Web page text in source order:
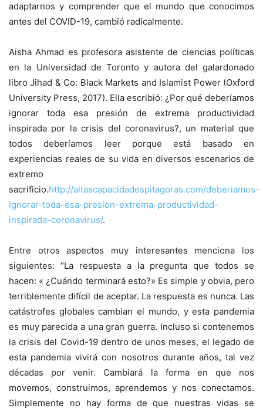
adaptarnos y comprender que el mundo que conocimos
antes del COVID-19, cambió radicalmente.
Aisha Ahmad es profesora asistente de ciencias políticas
en la Universidad de Toronto y autora del galardonado
libro Jihad & Co: Black Markets and Islamist Power (Oxford
University Press, 2017). Ella escribió: ¿Por qué deberíamos
ignorar toda esa presión de extrema productividad
inspirada por la crisis del coronavirus?, un material que
todos deberíamos leer porque está basado en
experiencias reales de su vida en diversos escenarios de
extremo
sacrificio.http://altascapacidadespitagoras.com/deberiamos-
ignorar-toda-esa-presion-extrema-productividad-
inspirada-coronavirus/.
Entre otros aspectos muy interesantes menciona los
siguientes: “La respuesta a la pregunta que todos se
hacen: « ¿Cuándo terminará esto?» Es simple y obvia, pero
terriblemente difícil de aceptar. La respuesta es nunca. Las
catástrofes globales cambian el mundo, y esta pandemia
es muy parecida a una gran guerra. Incluso si contenemos
la crisis del Covid-19 dentro de unos meses, el legado de
esta pandemia vivirá con nosotros durante años, tal vez
décadas por venir. Cambiará la forma en que nos
movemos, construimos, aprendemos y nos conectamos.
Simplemente no hay forma de que nuestras vidas se